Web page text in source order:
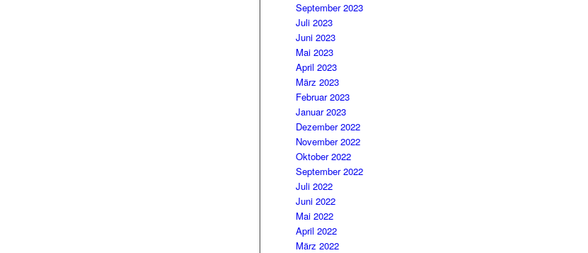
September 2023
Juli 2023
Juni 2023
Mai 2023
April 2023
März 2023
Februar 2023
Januar 2023
Dezember 2022
November 2022
Oktober 2022
September 2022
Juli 2022
Juni 2022
Mai 2022
April 2022
März 2022